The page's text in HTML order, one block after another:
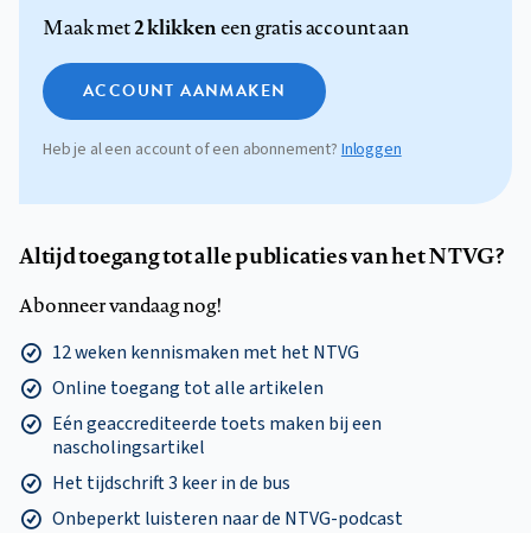
Maak met2 klikkeneen gratis account aan
ACCOUNT AANMAKEN
Heb je al een account of een abonnement? Inloggen
Altijd toegang tot alle publicaties van het NTVG?
Abonneer vandaag nog!
12 weken kennismaken met het NTVG
Online toegang tot alle artikelen
Eén geaccrediteerde toets maken bij een
nascholingsartikel
Het tijdschrift 3 keer in de bus
Onbeperkt luisteren naar de NTVG-podcast